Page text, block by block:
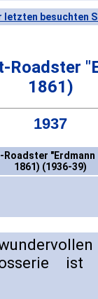
letzten besuchten
Roadster
1861)
1937
Roadster "Erdmann
1861) (1936-39)